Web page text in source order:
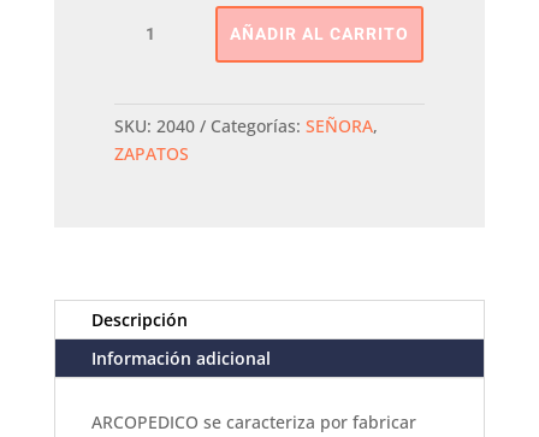
ARCOPEDICO
AÑADIR AL CARRITO
SKU: 2040 Categorías: SEÑORA,
ZAPATOS
Descripción
Información adicional
ARCOPEDICO se caracteriza por fabricar